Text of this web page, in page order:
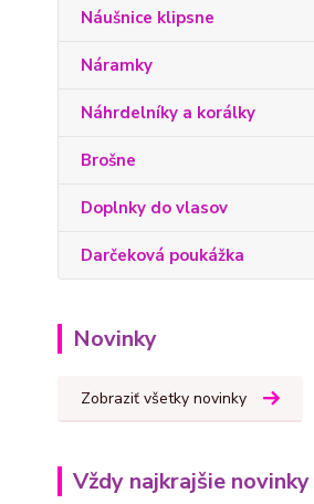
Náušnice klipsne
Náramky
Náhrdelníky a korálky
Brošne
Doplnky do vlasov
Darčeková poukážka
Novinky
Zobraziť všetky novinky
Vždy najkrajšie novinky